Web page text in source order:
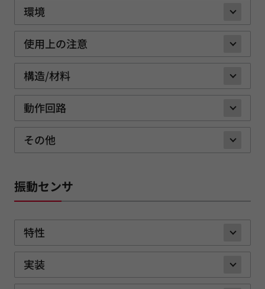
環境
使用上の注意
構造/材料
動作回路
その他
振動センサ
特性
実装